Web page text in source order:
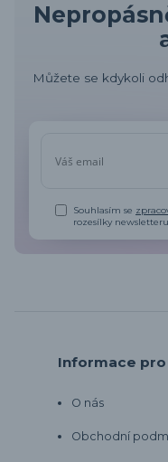
Můžete se kdykoli
Souhlasím se
rozesílky
Informace
O nás
Obchodní